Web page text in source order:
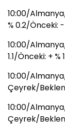
10:00/
% 0.2/Önceki: -
10:00/
1.1/Önceki: + %
10:00/
Çeyrek/
10:00/
Çeyrek/